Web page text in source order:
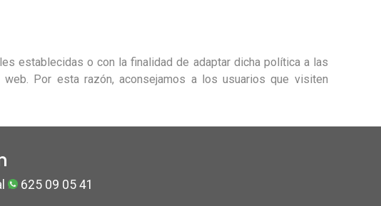
establecidas o con la finalidad de adaptar dicha política a las
Por esta razón, aconsejamos a los usuarios que visiten
625 09 05 41